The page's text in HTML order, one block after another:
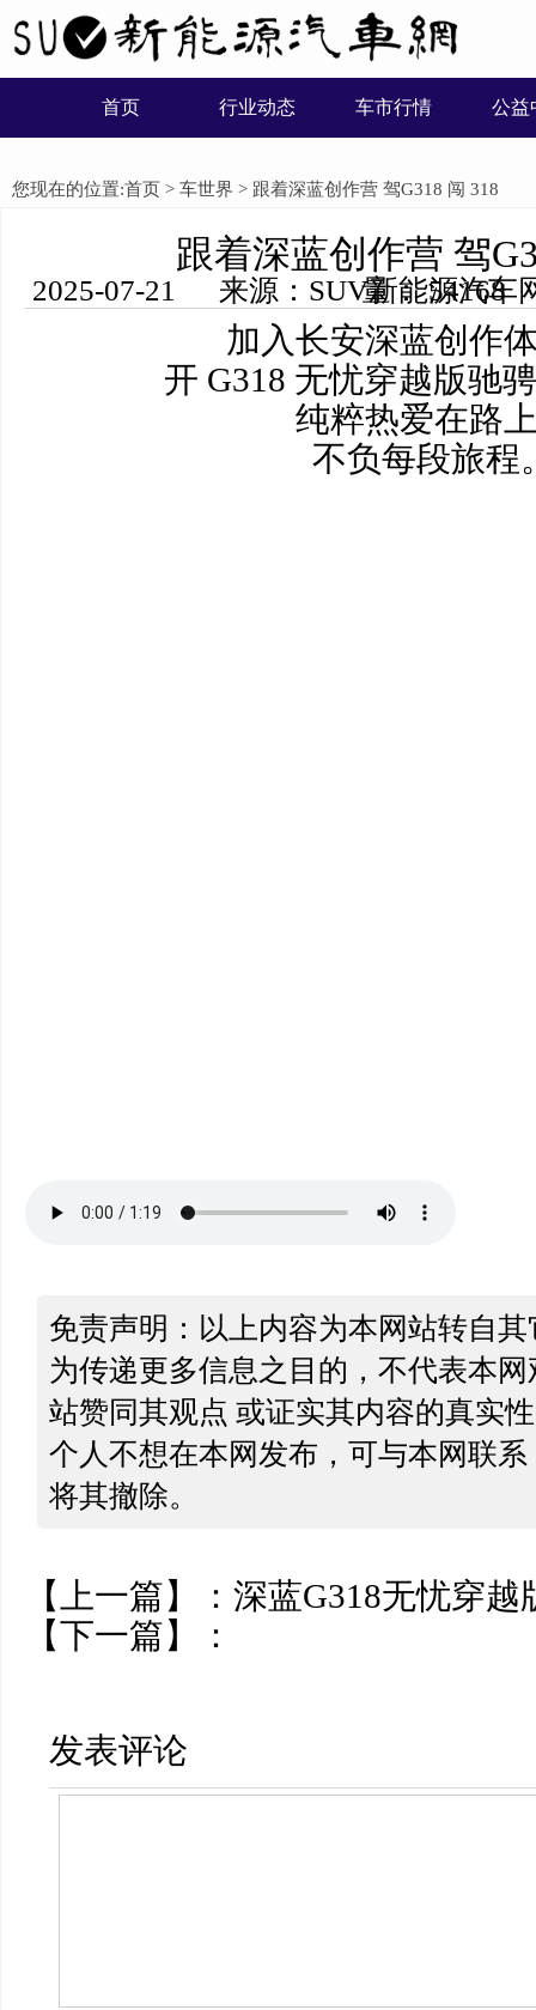
首页 行业动态 车市行情 公益
您现在的位置:首页 > 车世界 > 跟着深蓝创作营 驾G318 闯 318
跟着深蓝创作营 驾
2025-07-21 来源：SUV新能源汽车网 编辑：木子 浏览量： 54168
加入长安深蓝创作
开 G318 无忧穿越版驰
纯粹热爱在路
不负每段旅程
免责声明：以上内容为本网站转自
为传递更多信息之目的，不代表本
站赞同其观点 或证实其内容的真实
个人不想在本网发布，可与本网联
将其撤除。
【上一篇】： 深蓝G318无忧穿越
【下一篇】：
发表评论